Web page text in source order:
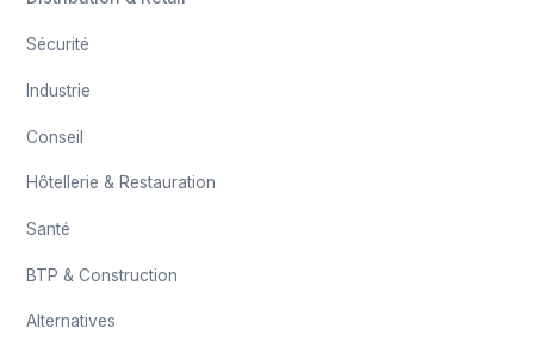
Sécurité
Industrie
Conseil
Hôtellerie & Restauration
Santé
BTP & Construction
Alternatives